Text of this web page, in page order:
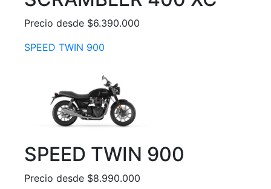
Precio desde $6.390.000
SPEED TWIN 900
SPEED TWIN 900
Precio desde $8.990.000